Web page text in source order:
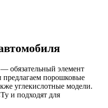
обязательный элемент
порошковые
углекислотные модели.
и подходят для